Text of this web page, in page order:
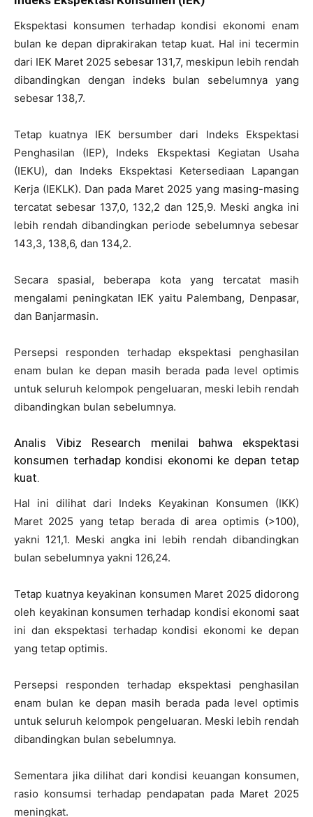
Ekspektasi konsumen terhadap kondisi ekonomi enam
bulan ke depan diprakirakan tetap kuat. Hal ini tecermin
dari IEK Maret 2025 sebesar 131,7, meskipun lebih rendah
dibandingkan dengan indeks bulan sebelumnya yang
sebesar 138,7.
Tetap kuatnya IEK bersumber dari Indeks Ekspektasi
Penghasilan (IEP), Indeks Ekspektasi Kegiatan Usaha
(IEKU), dan Indeks Ekspektasi Ketersediaan Lapangan
Kerja (IEKLK). Dan pada Maret 2025 yang masing-masing
tercatat sebesar 137,0, 132,2 dan 125,9. Meski angka ini
lebih rendah dibandingkan periode sebelumnya sebesar
143,3, 138,6, dan 134,2.
Secara spasial, beberapa kota yang tercatat masih
mengalami peningkatan IEK yaitu Palembang, Denpasar,
dan Banjarmasin.
Persepsi responden terhadap ekspektasi penghasilan
enam bulan ke depan masih berada pada level optimis
untuk seluruh kelompok pengeluaran, meski lebih rendah
dibandingkan bulan sebelumnya.
Analis Vibiz Research menilai bahwa ekspektasi
konsumen terhadap kondisi ekonomi ke depan tetap
kuat.
Hal ini dilihat dari Indeks Keyakinan Konsumen (IKK)
Maret 2025 yang tetap berada di area optimis (>100),
yakni 121,1. Meski angka ini lebih rendah dibandingkan
bulan sebelumnya yakni 126,24.
Tetap kuatnya keyakinan konsumen Maret 2025 didorong
oleh keyakinan konsumen terhadap kondisi ekonomi saat
ini dan ekspektasi terhadap kondisi ekonomi ke depan
yang tetap optimis.
Persepsi responden terhadap ekspektasi penghasilan
enam bulan ke depan masih berada pada level optimis
untuk seluruh kelompok pengeluaran. Meski lebih rendah
dibandingkan bulan sebelumnya.
Sementara jika dilihat dari kondisi keuangan konsumen,
rasio konsumsi terhadap pendapatan pada Maret 2025
meningkat.